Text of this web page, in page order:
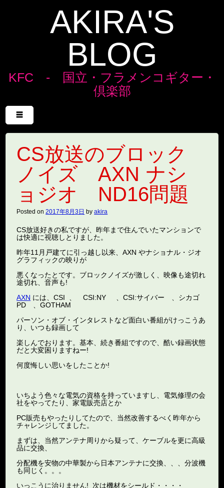
AKIRA'S
BLOG
KFC - 国立・フラメンコギター・
倶楽部
Menu
Skip to content
☰
CS放送のブロック
ノイズ AXN ナシ
ョジオ ND16問題
Posted on2017年8月3日 byakira
CS放送好きの私ですが、昨年まで住んでいたマンションで
は快適に視聴しとりました。
昨年11月戸建てに引っ越し以来、AXN やナショナル・ジオ
グラフィックの映りが
悪くなったとです。ブロックノイズが激しく、映像も途切れ
途切れ、音声も!
AXN には、CSI 、 CSI:NY 、CSI:サイバー 、シカゴ
PD 、GOTHAM
パーソン・オブ・インタレストなど面白い番組がけっこうあ
り、いつも録画して
楽しんでおります。基本、続き番組ですので、酷い録画状態
だと大変困りますねー!
何度悔しい思いをしたことか!
いちよう色々な電気の資格を持っていますし、電気修理の会
社をやってたり、家電販売店とか
PC販売もやったりしてたので、当然改善するべく昨年から
チャレンジしてました。
まずは、当然アンテナ周りから疑って、ケーブルを更に高級
品に交換、
分配機を安物の中華製から日本アンテナに交換、、、分波機
も同じく。。。
いっこうに治りません! 次は機材をシールド・・・・